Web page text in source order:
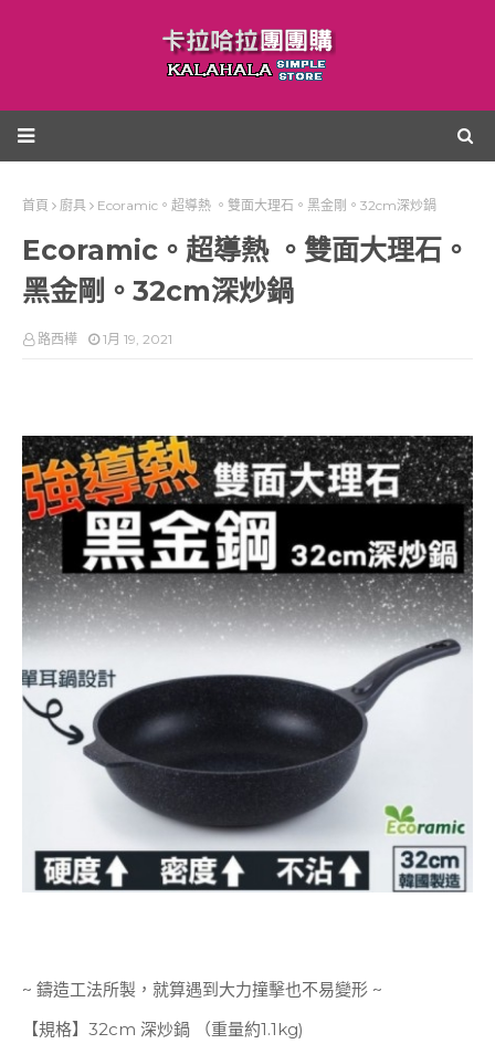
首頁 廚具 Ecoramic。超導熱 。雙面大理石。黑金剛。32cm深炒鍋
Ecoramic。超導熱 。雙面大理石。
黑金剛。32cm深炒鍋
路西樺 1月 19, 2021
~ 鑄造工法所製，就算遇到大力撞擊也不易變形 ~
【規格】32cm 深炒鍋 （重量約1.1kg)